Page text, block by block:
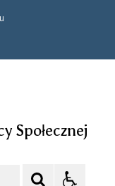
Społecznej